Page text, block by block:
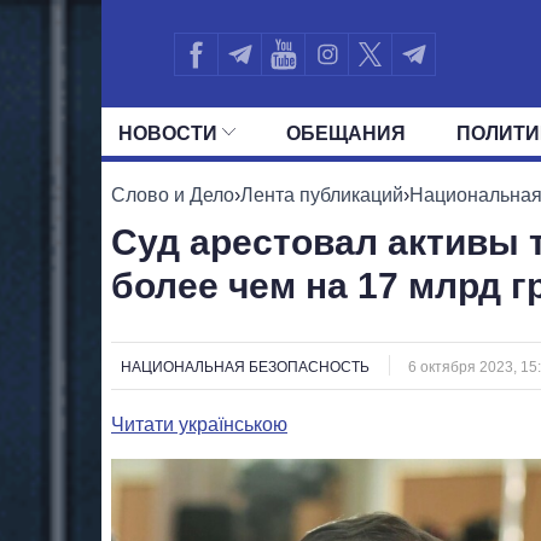
НОВОСТИ ОБЕЩАНИЯ
ВСЕ ПОЛИТИКИ ПРЕЗИДЕНТ И
Слово и Дело›Лента публикаций›
Суд арестовал активы
более чем на 17 млрд
НАЦИОНАЛЬНАЯ БЕЗОПАСНОСТЬ 6 октября 2023,
Читати українською